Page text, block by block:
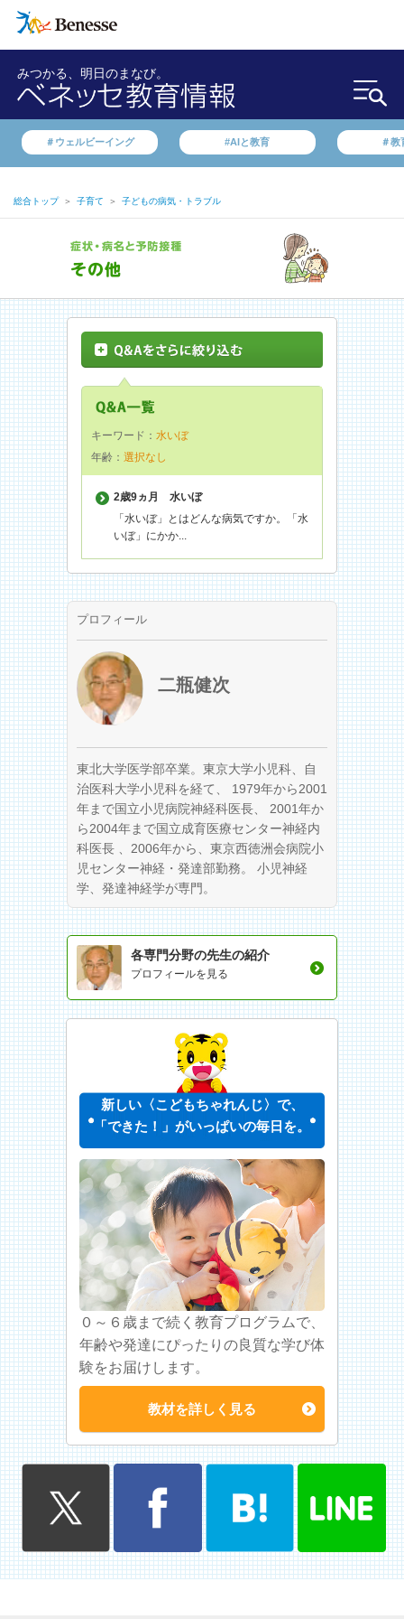
みつかる、明日のまなび。
＃ウェルビーイング #AIと教育 ＃教
総合トップ ＞ 子育て ＞ 子どもの病気・トラブル
キーワード： 水いぼ
年齢： 選択なし
2歳9ヵ月
水いぼ
「水いぼ」とはどんな病気ですか。「水
いぼ」にかか...
プロフィール
二瓶健次
東北大学医学部卒業。東京大学小児科、自
治医科大学小児科を経て、 1979年から2001
年まで国立小児病院神経科医長、 2001年か
ら2004年まで国立成育医療センター神経内
科医長 、2006年から、東京西徳洲会病院小
児センター神経・発達部勤務。 小児神経
学、発達神経学が専門。
各専門分野の先生の紹介
プロフィールを見る
新しい〈こどもちゃれんじ〉で、
「できた！」がいっぱいの毎日を。
０～６歳まで続く教育プログラムで、
年齢や発達にぴったりの良質な学び体
験をお届けします。
教材を詳しく見る